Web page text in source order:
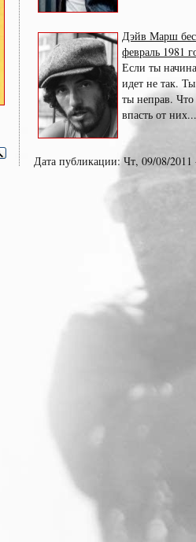
Дэйв Марш
февраль 1981
Если ты
идет не так.
ты неправ.
впасть от них...
Дата публикации: Чт, 09/08/2011